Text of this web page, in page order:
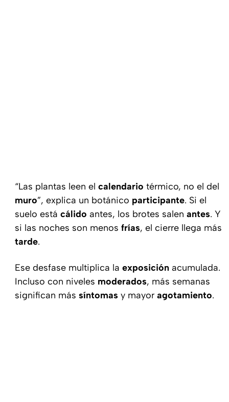
“Las plantas leen el calendario térmico, no el del
muro”, explica un botánico participante. Si el
suelo está cálido antes, los brotes salen antes. Y
si las noches son menos frías, el cierre llega más
tarde.
Ese desfase multiplica la exposición acumulada.
Incluso con niveles moderados, más semanas
significan más síntomas y mayor agotamiento.